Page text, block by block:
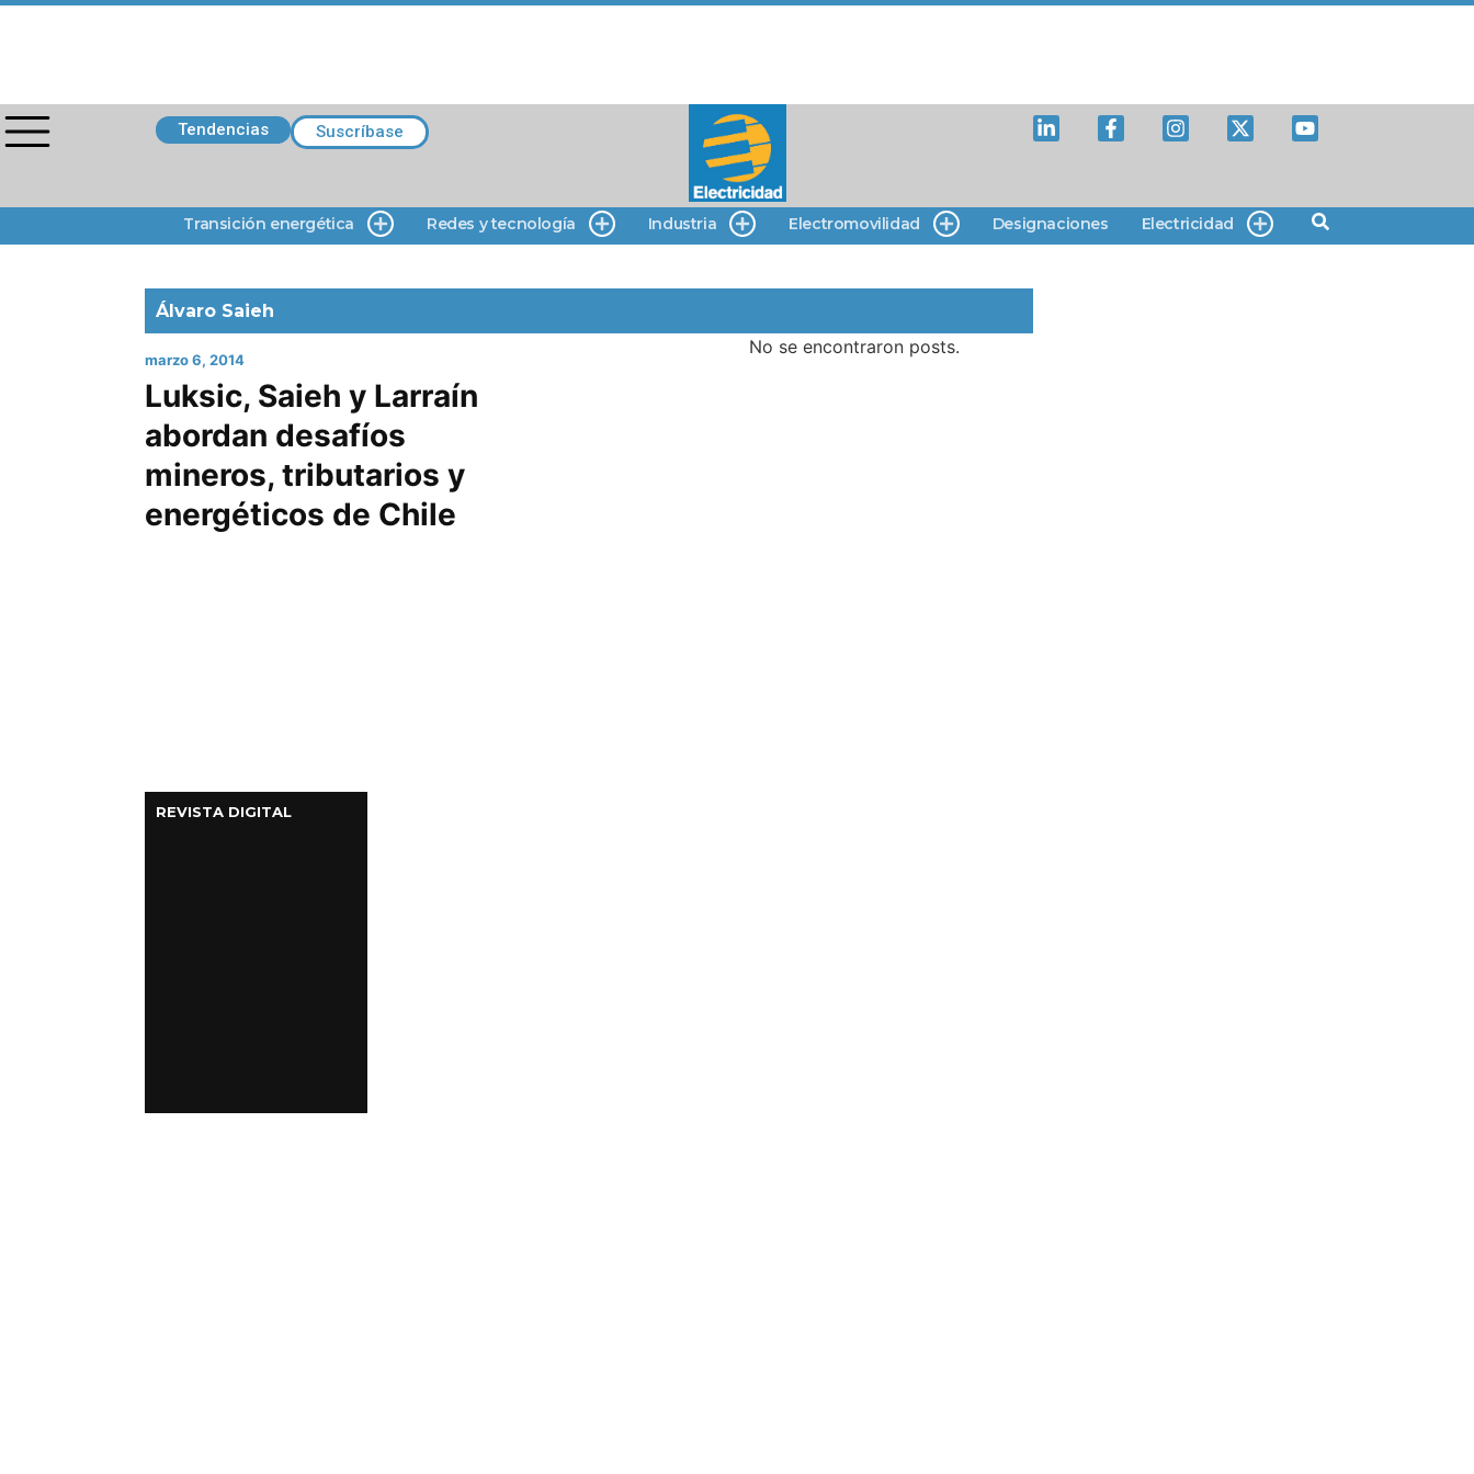
Tendencias Suscríbase
Transición energética Redes y tecnología Industria Electromovilidad Designaciones Electricidad
Álvaro Saieh
marzo 6, 2014
Luksic, Saieh y Larraín
abordan desafíos
mineros, tributarios y
energéticos de Chile
No se encontraron posts.
REVISTA DIGITAL